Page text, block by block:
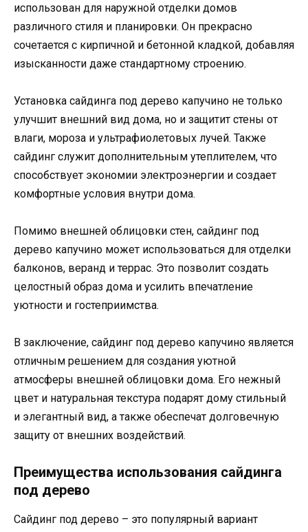
использован для наружной отделки домов
различного стиля и планировки. Он прекрасно
сочетается с кирпичной и бетонной кладкой, добавляя
изысканности даже стандартному строению.
Установка сайдинга под дерево капучино не только
улучшит внешний вид дома, но и защитит стены от
влаги, мороза и ультрафиолетовых лучей. Также
сайдинг служит дополнительным утеплителем, что
способствует экономии электроэнергии и создает
комфортные условия внутри дома.
Помимо внешней облицовки стен, сайдинг под
дерево капучино может использоваться для отделки
балконов, веранд и террас. Это позволит создать
целостный образ дома и усилить впечатление
уютности и гостеприимства.
В заключение, сайдинг под дерево капучино является
отличным решением для создания уютной
атмосферы внешней облицовки дома. Его нежный
цвет и натуральная текстура подарят дому стильный
и элегантный вид, а также обеспечат долговечную
защиту от внешних воздействий.
Преимущества использования сайдинга
под дерево
Сайдинг под дерево – это популярный вариант